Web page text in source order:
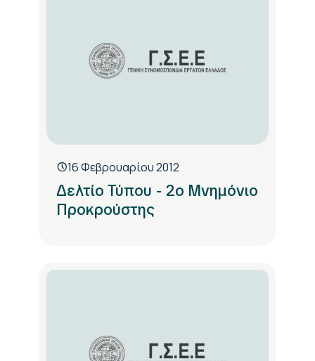
16 Φεβρουαρίου 2012
Δελτίο Τύπου - 2ο Μνημόνιο
Προκρούστης